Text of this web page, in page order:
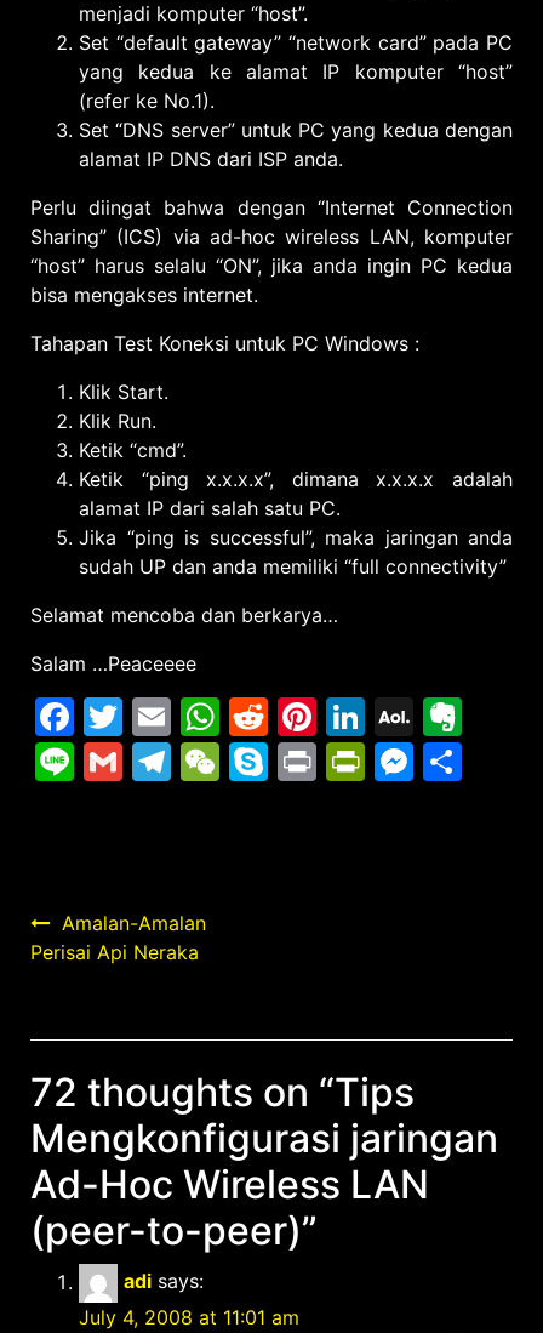
menjadi komputer “host”.
Set “default gateway” “network card” pada PC
yang kedua ke alamat IP komputer “host”
(refer ke No.1).
Set “DNS server” untuk PC yang kedua dengan
alamat IP DNS dari ISP anda.
Perlu diingat bahwa dengan “Internet Connection
Sharing” (ICS) via ad-hoc wireless LAN, komputer
“host” harus selalu “ON”, jika anda ingin PC kedua
bisa mengakses internet.
Tahapan Test Koneksi untuk PC Windows :
Klik Start.
Klik Run.
Ketik “cmd”.
Ketik “ping x.x.x.x”, dimana x.x.x.x adalah
alamat IP dari salah satu PC.
Jika “ping is successful”, maka jaringan anda
sudah UP dan anda memiliki “full connectivity”
Selamat mencoba dan berkarya…
Salam …Peaceeee
Facebook
Twitter
EmailWhatsApp
Reddit
Pinterest
LinkedIn
AOL
Mail
LineGmailTelegram
WeChat
Skype
Print
Post
navigation
Amalan-Amalan
Perisai Api Neraka
72 thoughts on “Tips
Mengkonfigurasi jaringan
Ad-Hoc Wireless LAN
(peer-to-peer)”
adi says:
July 4, 2008 at 11:01 am